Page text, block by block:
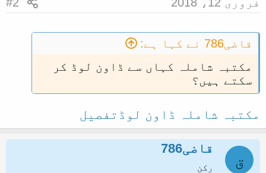
ا
قاضی786 نے کہا ہے:
مکتبہ شاملہ کہاں سے ڈاون لوڈ کر
سکتے ہیں؟
مکتبہ شاملہ ڈاون لوڈتفصیل
ق
قاضی786
رکن